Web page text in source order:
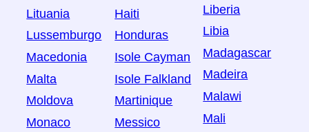
Lituania
Lussemburgo
Macedonia
Malta
Moldova
Monaco
Haiti
Honduras
Isole Cayman
Isole Falkland
Martinique
Messico
Liberia
Libia
Madagascar
Madeira
Malawi
Mali